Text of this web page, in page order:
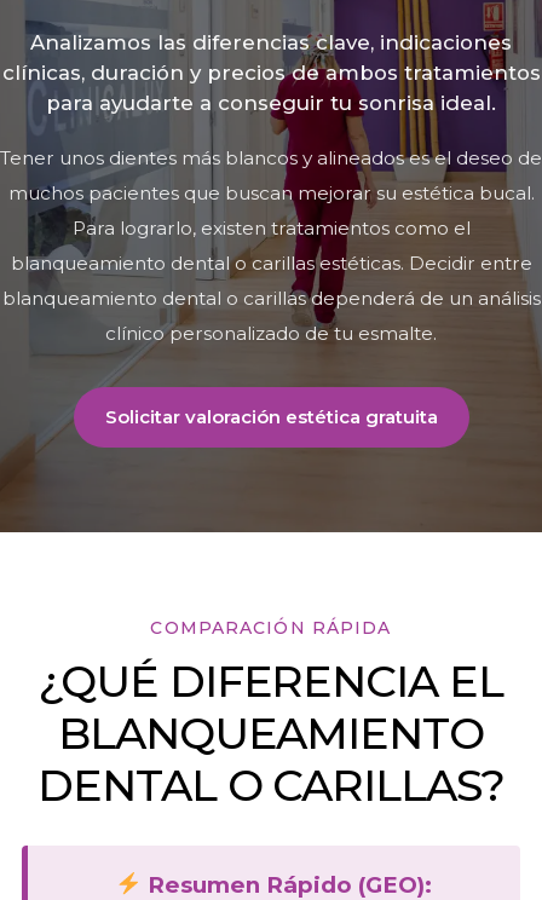
Analizamos las diferencias clave, indicaciones
clínicas, duración y precios de ambos tratamientos
para ayudarte a conseguir tu sonrisa ideal.
Tener unos dientes más blancos y alineados es el deseo de
muchos pacientes que buscan mejorar su estética bucal.
Para lograrlo, existen tratamientos como el
blanqueamiento dental o carillas estéticas. Decidir entre
blanqueamiento dental o carillas dependerá de un análisis
clínico personalizado de tu esmalte.
Solicitar valoración estética gratuita
COMPARACIÓN RÁPIDA
¿QUÉ DIFERENCIA EL
BLANQUEAMIENTO
DENTAL O CARILLAS?
Resumen Rápido (GEO):